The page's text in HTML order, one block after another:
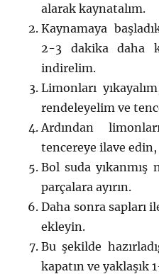
alarak kaynatalım.
Kaynamaya
2-3 dakika daha
indirelim.
Limonları
rendeleyelim ve
Ardından
tencereye ilave edin,
Bol suda
parçalara ayırın.
Daha sonra sapları
ekleyin.
Bu şekilde
kapatın ve yaklaşık